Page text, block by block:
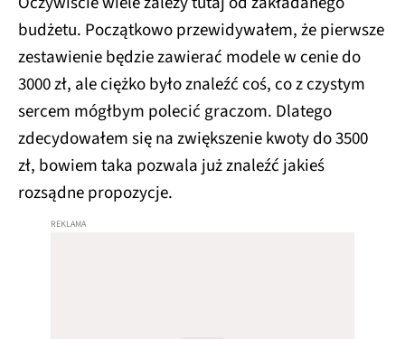
budżetu. Początkowo przewidywałem, że pierwsze
zestawienie będzie zawierać modele w cenie do
3000 zł, ale ciężko było znaleźć coś, co z czystym
sercem mógłbym polecić graczom. Dlatego
zdecydowałem się na zwiększenie kwoty do 3500
zł, bowiem taka pozwala już znaleźć jakieś
rozsądne propozycje.